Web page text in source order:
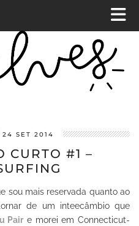
24 SET 2014
CURTO #1 –
sou mais reservada quanto ao
de um inteecâmbio que
Pair e morei em Connecticut-